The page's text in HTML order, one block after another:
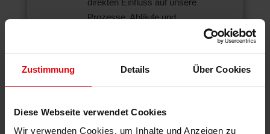
Zustimmung Details Über Cookies
Diese Webseite verwendet Cookies
Wir verwenden Cookies, um Inhalte und Anzeigen zu
direkten Einfluss auf unsere
Prozesse, Abläufe und

Starke Arbeitsatmosphäre
alle am gleichen Strang,